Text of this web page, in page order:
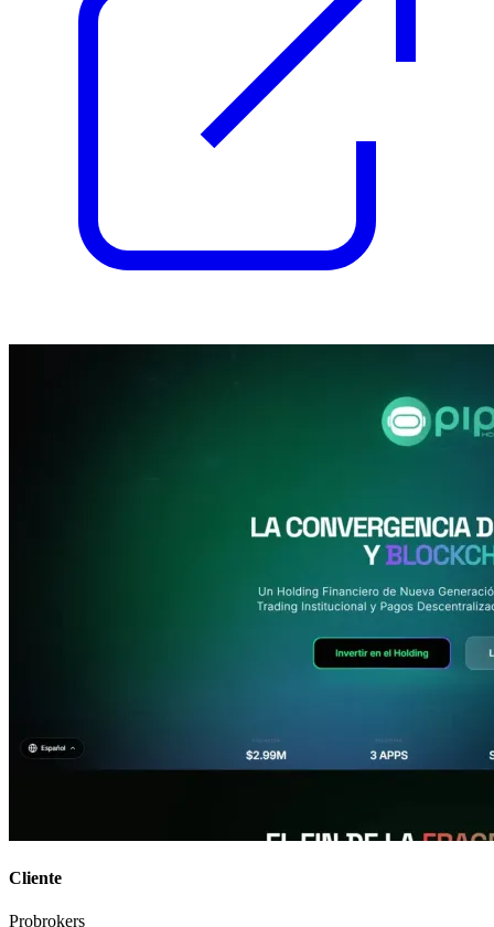
Cliente
Probrokers